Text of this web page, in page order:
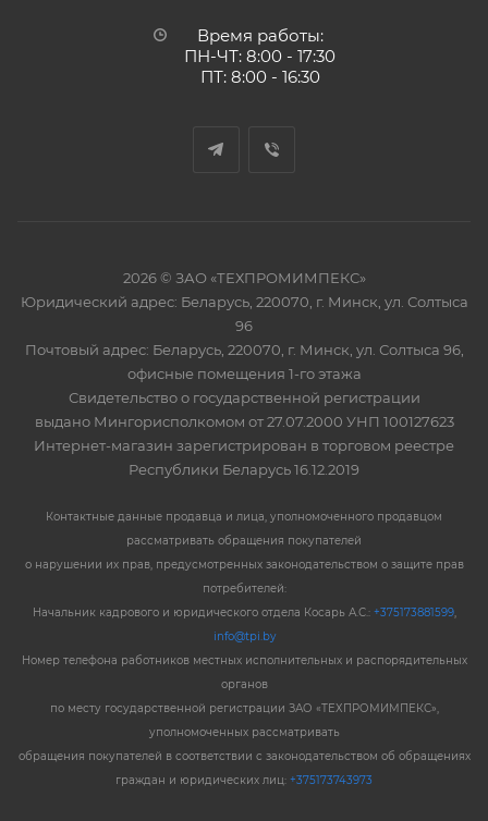
Время работы:
ПН-ЧТ: 8:00 - 17:30
ПТ: 8:00 - 16:30
2026 © ЗАО «ТЕХПРОМИМПЕКС»
Юридический адрес: Беларусь, 220070, г. Минск, ул. Солтыса
96
Почтовый адрес: Беларусь, 220070, г. Минск, ул. Солтыса 96,
офисные помещения 1-го этажа
Свидетельство о государственной регистрации
выдано Мингорисполкомом от 27.07.2000 УНП 100127623
Интернет-магазин зарегистрирован в торговом реестре
Республики Беларусь 16.12.2019
Контактные данные продавца и лица, уполномоченного продавцом
рассматривать обращения покупателей
о нарушении их прав, предусмотренных законодательством о защите прав
потребителей:
Начальник кадрового и юридического отдела Косарь А.С.: +375173881599,
info@tpi.by
Номер телефона работников местных исполнительных и распорядительных
органов
по месту государственной регистрации ЗАО «ТЕХПРОМИМПЕКС»,
уполномоченных рассматривать
обращения покупателей в соответствии с законодательством об обращениях
граждан и юридических лиц: +375173743973